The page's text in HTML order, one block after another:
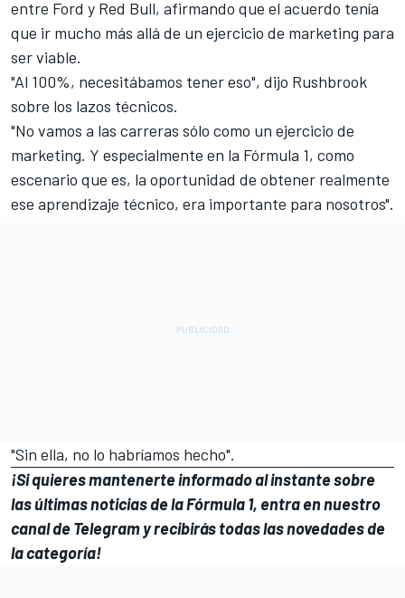
entre Ford y Red Bull, afirmando que el acuerdo tenía
que ir mucho más allá de un ejercicio de marketing para
ser viable.
"Al 100%, necesitábamos tener eso", dijo Rushbrook
sobre los lazos técnicos.
"No vamos a las carreras sólo como un ejercicio de
marketing. Y especialmente en la Fórmula 1, como
escenario que es, la oportunidad de obtener realmente
ese aprendizaje técnico, era importante para nosotros".
"Sin ella, no lo habríamos hecho".
¡Si quieres mantenerte informado al instante sobre
las últimas noticias de la Fórmula 1, entra ennuestro
canal de Telegramy recibirás todas las novedades de
la categoría!